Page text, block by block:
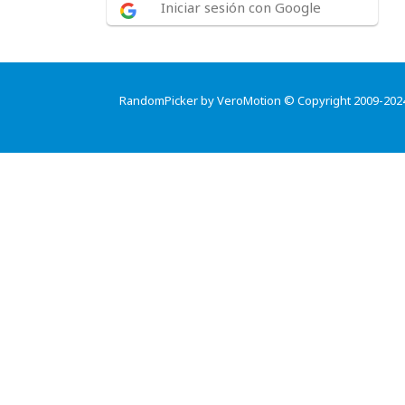
Iniciar sesión con Google
RandomPicker by VeroMotion © Copyright 2009-